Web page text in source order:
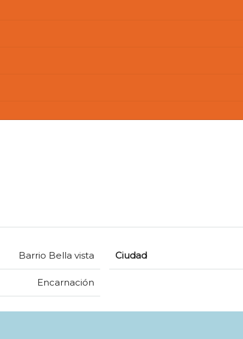
Barrio Bella vista
Encarnación
Ciudad